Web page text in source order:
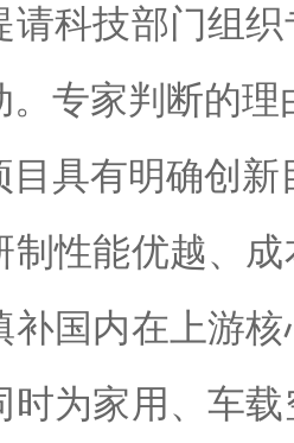
科技部门组织
。专家判断的理
具有明确创新
性能优越、成
补国内在上游
时为家用、车